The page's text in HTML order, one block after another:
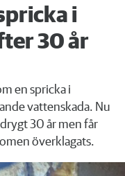
i
30 år
en spricka i
vattenskada. Nu
30 år men får
överklagats.